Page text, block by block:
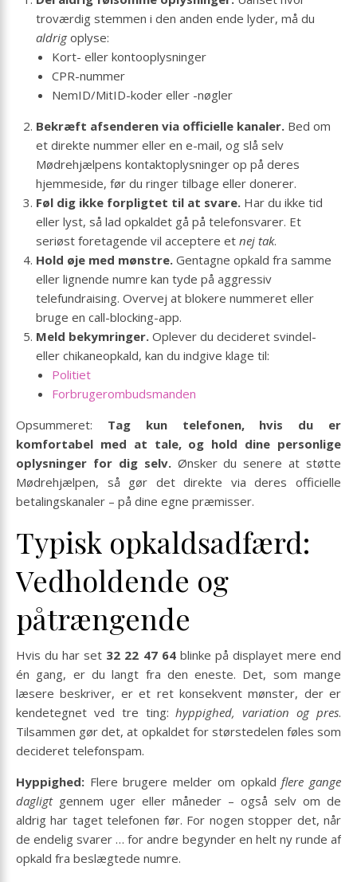
troværdig stemmen i den anden ende lyder, må du
aldrigoplyse:
Kort- eller kontooplysninger
CPR-nummer
NemID/MitID-koder eller -nøgler
Bekræft afsenderen via officielle kanaler. Bed om
et direkte nummer eller en e-mail, og slå selv
Mødrehjælpens kontaktoplysninger op på deres
hjemmeside, før du ringer tilbage eller donerer.
Føl dig ikke forpligtet til at svare. Har du ikke tid
eller lyst, så lad opkaldet gå på telefonsvarer. Et
seriøst foretagende vil acceptere et nej tak.
Hold øje med mønstre. Gentagne opkald fra samme
eller lignende numre kan tyde på aggressiv
telefundraising. Overvej at blokere nummeret eller
bruge en call-blocking-app.
Meld bekymringer. Oplever du decideret svindel-
eller chikaneopkald, kan du indgive klage til:
Politiet
Forbrugerombudsmanden
Opsummeret: Tag kun telefonen, hvis du er
komfortabel med at tale, og hold dine personlige
oplysninger for dig selv.Ønsker du senere at støtte
Mødrehjælpen, så gør det direkte via deres officielle
betalingskanaler – på dine egne præmisser.
Typisk opkaldsadfærd:
Vedholdende og
påtrængende
Hvis du har set 32 22 47 64blinke på displayet mere end
én gang, er du langt fra den eneste. Det, som mange
læsere beskriver, er et ret konsekvent mønster, der er
kendetegnet ved tre ting:hyppighed, variation og pres.
Tilsammen gør det, at opkaldet for størstedelen føles som
decideret telefonspam.
Hyppighed: Flere brugere melder om opkald flere gange
dagligtgennem uger eller måneder – også selv om de
aldrig har taget telefonen før. For nogen stopper det, når
de endelig svarer … for andre begynder en helt ny runde af
opkald fra beslægtede numre.